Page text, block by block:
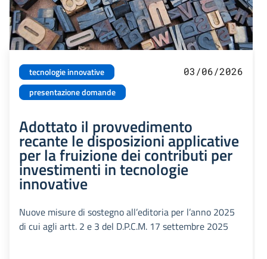
tecnologie innovative
presentazione domande
03/06/2026
Adottato il provvedimento
recante le disposizioni applicative
per la fruizione dei contributi per
investimenti in tecnologie
innovative
Nuove misure di sostegno all’editoria per l’anno 2025
di cui agli artt. 2 e 3 del D.P.C.M. 17 settembre 2025